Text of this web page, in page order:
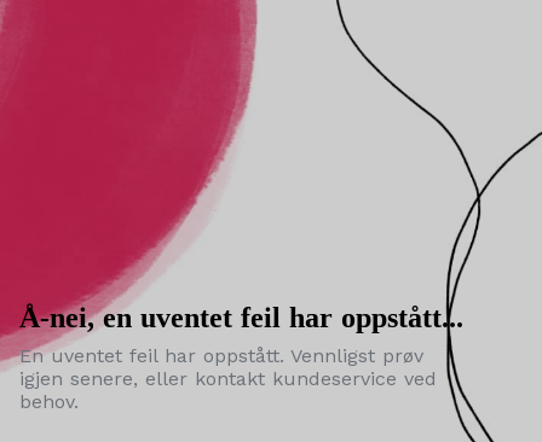
Å-nei, en uventet feil har oppstått...
En uventet feil har oppstått. Vennligst prøv
igjen senere, eller kontakt kundeservice ved
behov.